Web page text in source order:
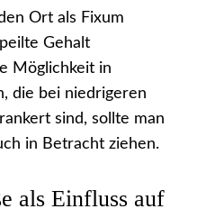
Ort als Fixum
Gehalt
Möglichkeit in
die bei niedrigeren
sind, sollte man
in Betracht ziehen.
als Einfluss auf